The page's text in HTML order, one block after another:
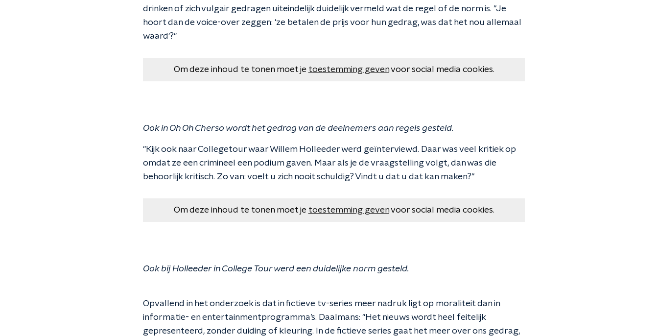
drinken of zich vulgair gedragen uiteindelijk duidelijk vermeld wat de regel of de norm is. "Je
hoort dan de voice-over zeggen: 'ze betalen de prijs voor hun gedrag, was dat het nou allemaal
waard'?’'
Om deze inhoud te tonen moet je toestemming gevenvoor social media cookies.
Ook in Oh Oh Cherso wordt het gedrag van de deelnemers aan regels gesteld.
"Kijk ook naar Collegetour waar Willem Holleeder werd geïnterviewd. Daar was veel kritiek op
omdat ze een crimineel een podium gaven. Maar als je de vraagstelling volgt, dan was die
behoorlijk kritisch. Zo van: voelt u zich nooit schuldig? Vindt u dat u dat kan maken?"
Om deze inhoud te tonen moet je toestemming gevenvoor social media cookies.
Ook bij Holleeder in College Tour werd een duidelijke norm gesteld.
Opvallend in het onderzoek is dat in fictieve tv-series meer nadruk ligt op moraliteit dan in
informatie- en entertainmentprogramma’s. Daalmans: "Het nieuws wordt heel feitelijk
gepresenteerd, zonder duiding of kleuring. In de fictieve series gaat het meer over ons gedrag,